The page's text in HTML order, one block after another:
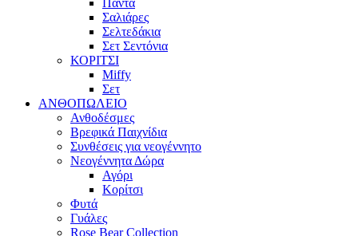
Πάντα
Σαλιάρες
Σελτεδάκια
Σετ Σεντόνια
ΚΟΡΙΤΣΙ
Miffy
Σετ
ΑΝΘΟΠΩΛΕΙΟ
Ανθοδέσμες
Βρεφικά Παιχνίδια
Συνθέσεις για νεογέννητο
Νεογέννητα Δώρα
Αγόρι
Κορίτσι
Φυτά
Γυάλες
Rose Bear Collection